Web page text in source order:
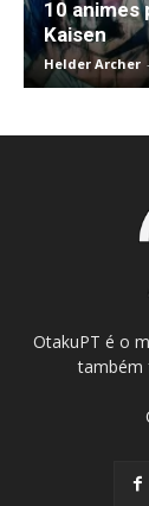
10 animes
Kaisen
Helder Archer -
OtakuPT é o
também